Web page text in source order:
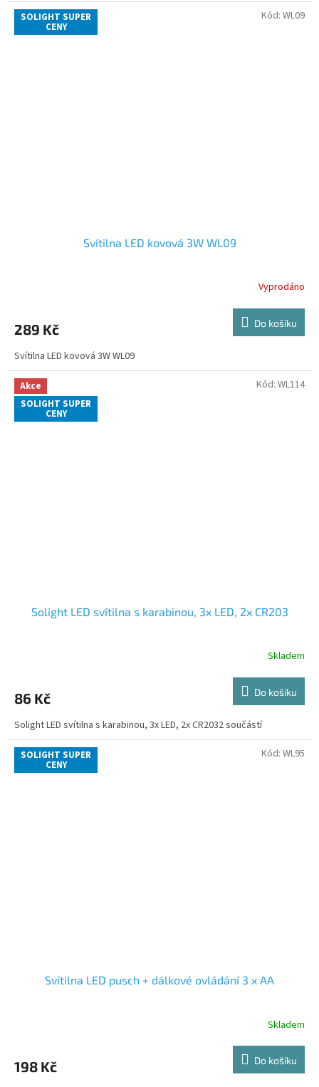
SOLIGHT SUPER
CENY
Svítilna LED kovová 3W WL09
Vyprodáno
289 Kč Do košíku
Svítilna LED kovová 3W WL09
Kód: WL09
Akce
SOLIGHT SUPER
CENY
Solight LED svítilna s karabinou, 3x LED, 2x CR203
Skladem
86 Kč Do košíku
Solight LED svítilna s karabinou, 3x LED, 2x CR2032 součástí
Kód: WL114
SOLIGHT SUPER
CENY
Svítilna LED pusch + dálkové ovládání 3 x AA
Skladem
198 Kč Do košíku
Kód: WL95